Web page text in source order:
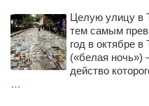
Марина Фенота
Гостиная
Он и Она
Целую улицу в
тем самым
год в октябре в
(«белая ночь»)
действо
…